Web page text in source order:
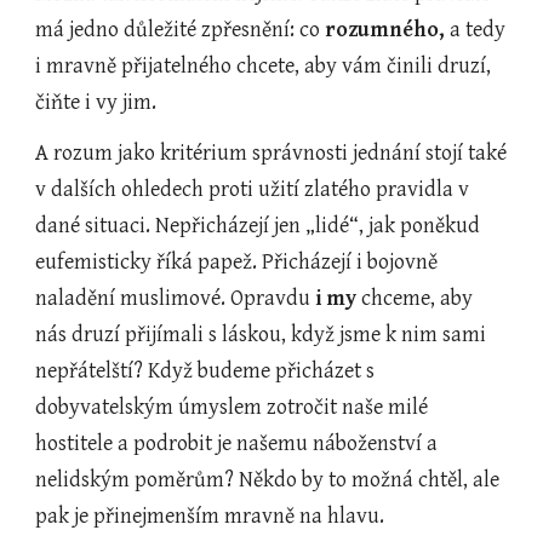
má jedno důležité zpřesnění: co rozumného, a tedy
i mravně přijatelného chcete, aby vám činili druzí,
čiňte i vy jim.
A rozum jako kritérium správnosti jednání stojí také
v dalších ohledech proti užití zlatého pravidla v
dané situaci. Nepřicházejí jen „lidé“, jak poněkud
eufemisticky říká papež. Přicházejí i bojovně
naladění muslimové. Opravdu i my chceme, aby
nás druzí přijímali s láskou, když jsme k nim sami
nepřátelští? Když budeme přicházet s
dobyvatelským úmyslem zotročit naše milé
hostitele a podrobit je našemu náboženství a
nelidským poměrům? Někdo by to možná chtěl, ale
pak je přinejmenším mravně na hlavu.